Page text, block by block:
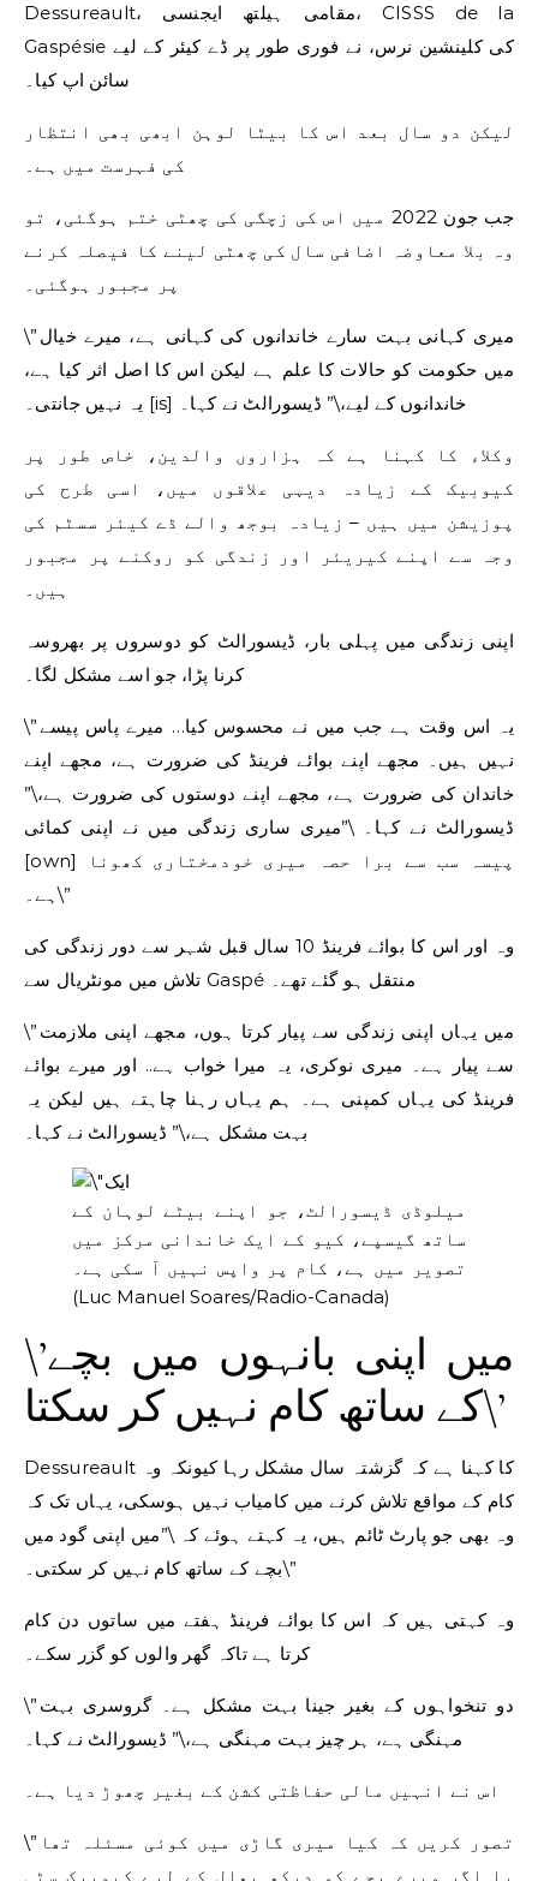
Dessureault، مقامی ہیلتھ ایجنسی، CISSS de la
Gaspésie کی کلینشین نرس، نے فوری طور پر ڈے کیئر کے لیے
سائن اپ کیا۔
لیکن دو سال بعد اس کا بیٹا لوہن ابھی بھی انتظار
کی فہرست میں ہے۔
جب جون 2022 میں اس کی زچگی کی چھٹی ختم ہوگئی، تو
وہ بلا معاوضہ اضافی سال کی چھٹی لینے کا فیصلہ کرنے
پر مجبور ہوگئی۔
\”میری کہانی بہت سارے خاندانوں کی کہانی ہے، میرے خیال
میں حکومت کو حالات کا علم ہے لیکن اس کا اصل اثر کیا ہے،
یہ نہیں جانتی۔ [is] خاندانوں کے لیے،\” ڈیسورالٹ نے کہا۔
وکلاء کا کہنا ہے کہ ہزاروں والدین، خاص طور پر
کیوبیک کے زیادہ دیہی علاقوں میں، اسی طرح کی
پوزیشن میں ہیں – زیادہ بوجھ والے ڈے کیئر سسٹم کی
وجہ سے اپنے کیریئر اور زندگی کو روکنے پر مجبور
ہیں۔
اپنی زندگی میں پہلی بار، ڈیسورالٹ کو دوسروں پر بھروسہ
کرنا پڑا، جو اسے مشکل لگا۔
\”یہ اس وقت ہے جب میں نے محسوس کیا… میرے پاس پیسے
نہیں ہیں۔ مجھے اپنے بوائے فرینڈ کی ضرورت ہے، مجھے اپنے
خاندان کی ضرورت ہے، مجھے اپنے دوستوں کی ضرورت ہے،\”
ڈیسورالٹ نے کہا۔ \”میری ساری زندگی میں نے اپنی کمائی
[own] پیسہ سب سے برا حصہ میری خودمختاری کھونا
ہے۔\”
وہ اور اس کا بوائے فرینڈ 10 سال قبل شہر سے دور زندگی کی
تلاش میں مونٹریال سے Gaspé منتقل ہو گئے تھے۔
\”میں یہاں اپنی زندگی سے پیار کرتا ہوں، مجھے اپنی ملازمت
سے پیار ہے۔ میری نوکری، یہ میرا خواب ہے.. اور میرے بوائے
فرینڈ کی یہاں کمپنی ہے۔ ہم یہاں رہنا چاہتے ہیں لیکن یہ
بہت مشکل ہے،\” ڈیسورالٹ نے کہا۔
میلوڈی ڈیسورالٹ، جو اپنے بیٹے لوہان کے
ساتھ گیسپے، کیو کے ایک خاندانی مرکز میں
تصویر میں ہے، کام پر واپس نہیں آ سکی ہے۔
(Luc Manuel Soares/Radio-Canada)
\’میں اپنی بانہوں میں بچے
کے ساتھ کام نہیں کر سکتا\’
Dessureault کا کہنا ہے کہ گزشتہ سال مشکل رہا کیونکہ وہ
کام کے مواقع تلاش کرنے میں کامیاب نہیں ہوسکی، یہاں تک کہ
وہ بھی جو پارٹ ٹائم ہیں، یہ کہتے ہوئے کہ \”میں اپنی گود میں
بچے کے ساتھ کام نہیں کر سکتی۔\”
وہ کہتی ہیں کہ اس کا بوائے فرینڈ ہفتے میں ساتوں دن کام
کرتا ہے تاکہ گھر والوں کو گزر سکے۔
\”دو تنخواہوں کے بغیر جینا بہت مشکل ہے۔ گروسری بہت
مہنگی ہے، ہر چیز بہت مہنگی ہے،\” ڈیسورالٹ نے کہا۔
اس نے انہیں مالی حفاظتی کشن کے بغیر چھوڑ دیا ہے۔
\”تصور کریں کہ کیا میری گاڑی میں کوئی مسئلہ تھا
یا اگر میرے بچے کو دیکھ بھال کے لیے کیوبیک سٹی